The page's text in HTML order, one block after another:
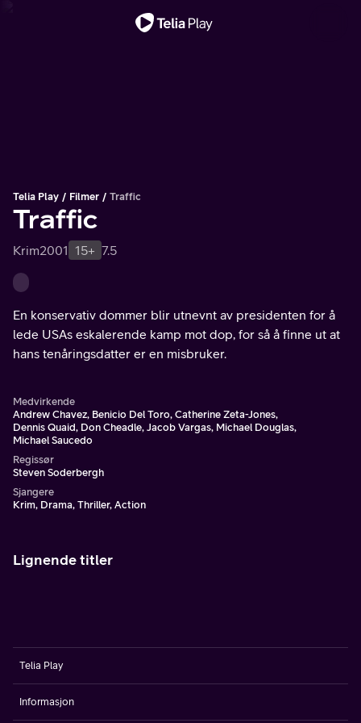
Telia Play Filmer Traffic
Traffic
Krim2001 15+ 7.5
En konservativ dommer blir utnevnt av presidenten for å
lede USAs eskalerende kamp mot dop, for så å finne ut at
hans tenåringsdatter er en misbruker.
Medvirkende
Andrew Chavez, Benicio Del Toro, Catherine Zeta-Jones,
Dennis Quaid, Don Cheadle, Jacob Vargas, Michael Douglas,
Michael Saucedo
Regissør
Steven Soderbergh
Sjangere
Krim, Drama, Thriller, Action
Lignende titler
Telia Play
Informasjon